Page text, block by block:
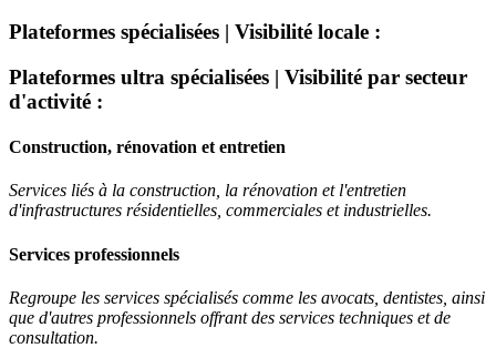
Plateformes spécialisées | Visibilité locale :
Plateformes ultra spécialisées | Visibilité par secteur
d'activité :
Construction, rénovation et entretien
Services liés à la construction, la rénovation et l'entretien
d'infrastructures résidentielles, commerciales et industrielles.
Services professionnels
Regroupe les services spécialisés comme les avocats, dentistes, ainsi
que d'autres professionnels offrant des services techniques et de
consultation.